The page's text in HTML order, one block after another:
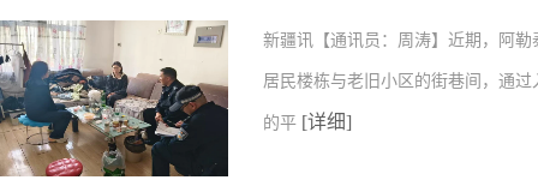
新疆讯【通讯员：周涛】近期，阿
居民楼栋与老旧小区的街巷间，通
的平 [详细]